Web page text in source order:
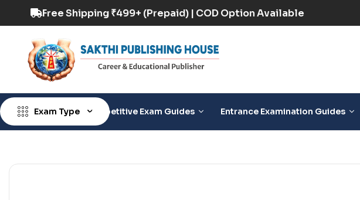
Available Free Shipping ₹499+ (Prepaid) | COD Option
Exam Type Competitive Exam Guides Entrance Examination Guides